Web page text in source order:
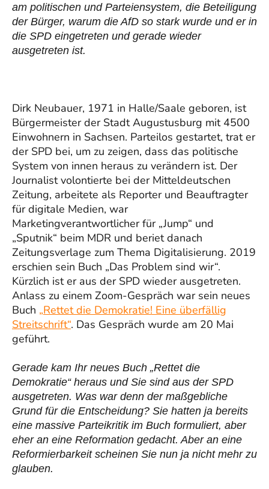
am politischen und Parteiensystem, die Beteiligung
der Bürger, warum die AfD so stark wurde und er in
die SPD eingetreten und gerade wieder
ausgetreten ist.
Dirk Neubauer, 1971 in Halle/Saale geboren, ist
Bürgermeister der Stadt Augustusburg mit 4500
Einwohnern in Sachsen. Parteilos gestartet, trat er
der SPD bei, um zu zeigen, dass das politische
System von innen heraus zu verändern ist. Der
Journalist volontierte bei der Mitteldeutschen
Zeitung, arbeitete als Reporter und Beauftragter
für digitale Medien, war
Marketingverantwortlicher für „Jump“ und
„Sputnik“ beim MDR und beriet danach
Zeitungsverlage zum Thema Digitalisierung. 2019
erschien sein Buch „Das Problem sind wir“.
Kürzlich ist er aus der SPD wieder ausgetreten.
Anlass zu einem Zoom-Gespräch war sein neues
Buch „Rettet die Demokratie! Eine überfällig
Streitschrift“. Das Gespräch wurde am 20 Mai
geführt.
Gerade kam Ihr neues Buch „Rettet die
Demokratie“ heraus und Sie sind aus der SPD
ausgetreten. Was war denn der maßgebliche
Grund für die Entscheidung? Sie hatten ja bereits
eine massive Parteikritik im Buch formuliert, aber
eher an eine Reformation gedacht. Aber an eine
Reformierbarkeit scheinen Sie nun ja nicht mehr zu
glauben.